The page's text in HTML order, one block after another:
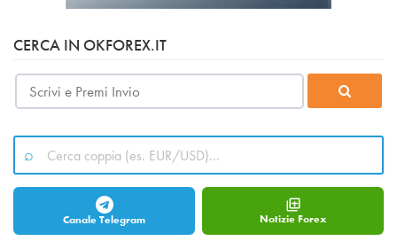
CERCA IN OKFOREX.IT
Canale Telegram Notizie Forex